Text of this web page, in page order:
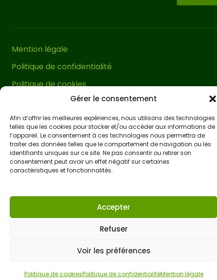
Gérer le consentement
Afin d’offrir les meilleures expériences, nous utilisons des technologies
telles que les cookies pour stocker et/ou accéder aux informations de
l’appareil. Le consentement à ces technologies nous permettra de
traiter des données telles que le comportement de navigation ou les
identifiants uniques sur ce site. Ne pas consentir ou retirer son
consentement peut avoir un effet négatif sur certaines
caractéristiques et fonctionnalités.
Accepter
Refuser
Voir les préférences
Politique de cookiesPolitique de confidentialitéMention légale
appropriées en fonction de la surface
Cet abri à voiture bois est livré avec sa
visserie spécifique pour bois et un
comprendre. Il peut être monté en
environ une heureà deux personnes.
Une véritable tâche facile pour embellir
et créer un espace extérieur exclusif en
peu de temps.
Protégez votre véhicule comme il le
mérite et il sera toujours à vos côtés!
Mention légale
Politique de confidentialité
Politique de cookies
Conditions générales de vente
Accessibilité